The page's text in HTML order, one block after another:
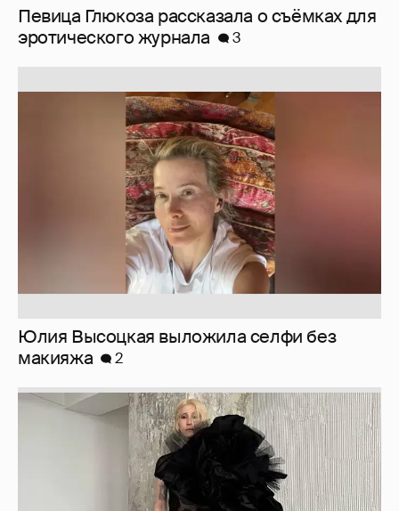
Певица Глюкоза рассказала о съёмках для
эротического журнала
3
Юлия Высоцкая выложила селфи без
макияжа
2